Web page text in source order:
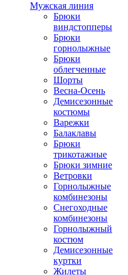
Мужская линия
Брюки
виндстопперы
Брюки
горнолыжные
Брюки
облегченные
Шорты
Весна-Осень
Демисезонные
костюмы
Варежки
Балаклавы
Брюки
трикотажные
Брюки зимние
Ветровки
Горнолыжные
комбинезоны
Снегоходные
комбинезоны
Горнолыжный
костюм
Демисезонные
куртки
Жилеты